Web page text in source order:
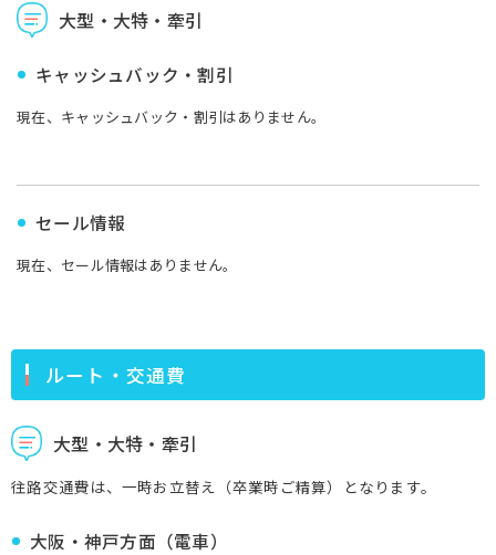
大型・大特・牽引
キャッシュバック・割引
現在、キャッシュバック・割引はありません。
セール情報
現在、セール情報はありません。
ルート・交通費
大型・大特・牽引
往路交通費は、一時お立替え（卒業時ご精算）となります。
大阪・神戸方面（電車）